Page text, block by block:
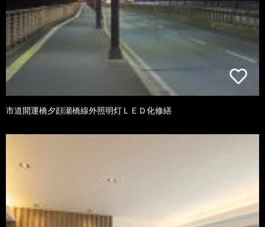
市道開運橋夕顔瀬橋線外照明灯ＬＥＤ化修繕